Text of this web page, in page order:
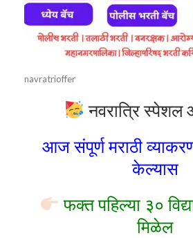
navratrioffer
नवरात्रि
आज संपूर्ण मराठी
केल्यास
फक्त पहिल्या ३०
मिळेल